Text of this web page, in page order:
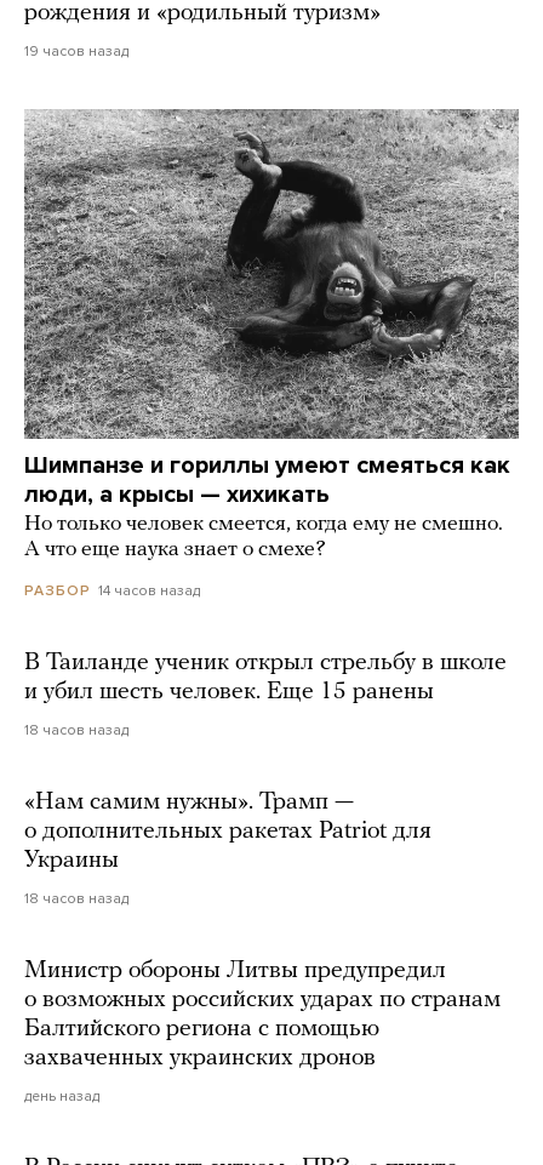
рождения и «родильный туризм»
19 часов назад
Шимпанзе и гориллы умеют смеяться как
люди, а крысы — хихикать
Но только человек смеется, когда ему не смешно.
А что еще наука знает о смехе?
РАЗБОР 14 часов назад
В Таиланде ученик открыл стрельбу в школе
и убил шесть человек. Еще 15 ранены
18 часов назад
«Нам самим нужны». Трамп —
о дополнительных ракетах Patriot для
Украины
18 часов назад
Министр обороны Литвы предупредил
о возможных российских ударах по странам
Балтийского региона с помощью
захваченных украинских дронов
день назад